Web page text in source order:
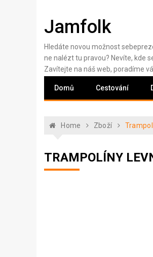
content
Jamfolk
Hledáte novou možnost
ne nalézt tu pravou? Nevíte, kde
Zavítejte na náš web, poradíme
Domů Cestování
Home Zboží
TRAMPOLÍNY